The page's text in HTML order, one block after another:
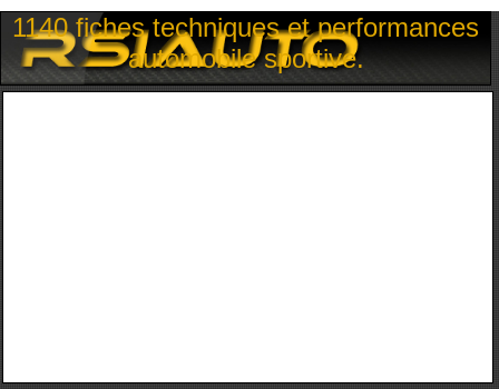
1140 fiches techniques et performances
automobile sportive.